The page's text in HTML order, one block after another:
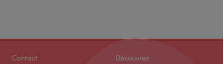
Contact Découvrez